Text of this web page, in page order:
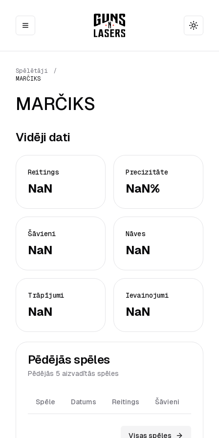
Toggle
Spēlētāji
/
MARČIKS
MARČIKS
Vidēji dati
Reitings
NaN
Precizitāte
NaN%
Šāvieni
NaN
Nāves
NaN
Trāpījumi
NaN
Ievainojumi
NaN
Pēdējās spēles
Pēdējās 5 aizvadītās spēles
Spēle Datums Reitings Šāvieni
Visas spēles